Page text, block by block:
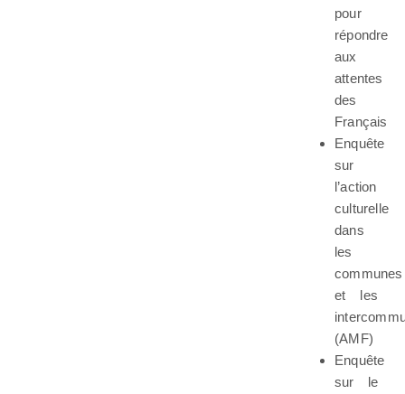
pour
répondre
aux
attentes
des
Français
Enquête
sur
l’action
culturelle
dans
les
communes
et les
(AMF)
Enquête
sur le